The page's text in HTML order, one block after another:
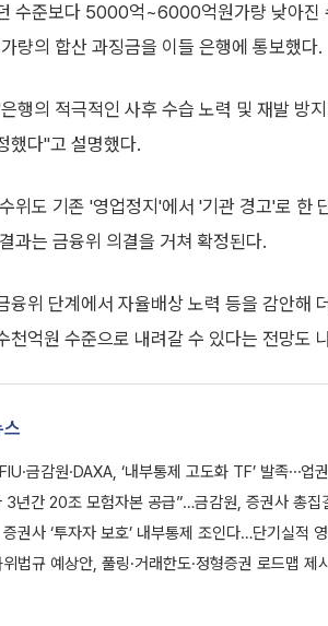
수준보다 5000억~6000억원가량 낮아진
량의 합산 과징금을 이들 은행에 통보했다.
행의 적극적인 사후 수습 노력 및 재발 방
했다"고 설명했다.
위도 기존 '영업정지'에서 '기관 경고'로 한
과는 금융위 의결을 거쳐 확정된다.
융위 단계에서 자율배상 노력 등을 감안해
천억원 수준으로 내려갈 수 있다는 전망도
금감원·DAXA, ‘내부통제 고도화 TF’ 발족⋯업
3년간 20조 모험자본 공급”…금감원, 증권사 총집
권사 ‘투자자 보호’ 내부통제 조인다…단기실적
법규 예상안, 풀링·거래한도·정형증권 로드맵 제시